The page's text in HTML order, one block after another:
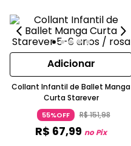
Adicionar
Collant Infantil de Ballet Manga
Curta Starever
55%OFF R$151,98
R$ 67,99 no Pix